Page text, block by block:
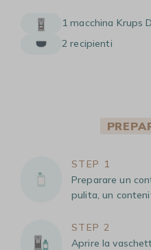
1 macchina Krups
2 recipienti
STEP 1
Preparare un
pulita, un
STEP 2
Aprire la